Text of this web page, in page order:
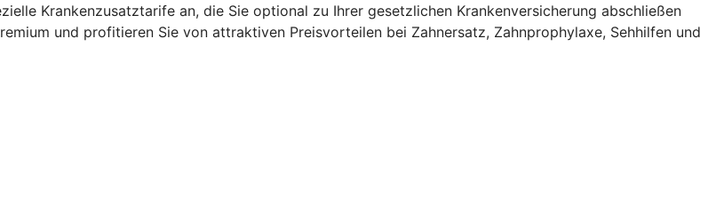
Krankenzusatztarife an, die Sie optional zu Ihrer gesetzlichen Krankenversicherung abschließen
und profitieren Sie von attraktiven Preisvorteilen bei Zahnersatz, Zahnprophylaxe, Sehhilfen und